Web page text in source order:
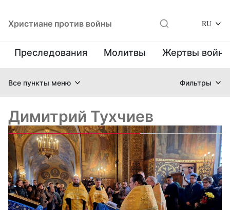
Христиане против войны RU
Преследования Молитвы Жертвы
Все пункты меню Фильтры
Димитрий Тухчиев